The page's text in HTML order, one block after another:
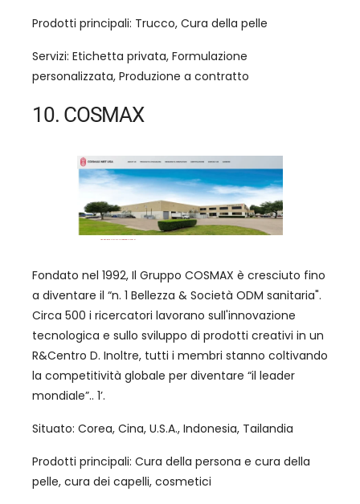
Prodotti principali: Trucco, Cura della pelle
Servizi: Etichetta privata, Formulazione
personalizzata, Produzione a contratto
10. COSMAX
Fondato nel 1992, Il Gruppo COSMAX è cresciuto fino
a diventare il “n. 1 Bellezza & Società ODM sanitaria".
Circa 500 i ricercatori lavorano sull'innovazione
tecnologica e sullo sviluppo di prodotti creativi in ​​un
R&Centro D. Inoltre, tutti i membri stanno coltivando
la competitività globale per diventare “il leader
mondiale”.. 1’.
Situato: Corea, Cina, U.S.A., Indonesia, Tailandia
Prodotti principali: Cura della persona e cura della
pelle, cura dei capelli, cosmetici